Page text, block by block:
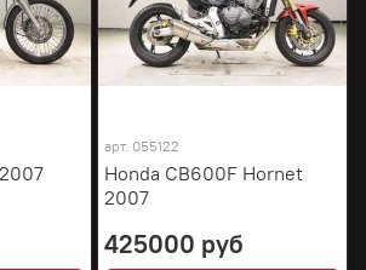
арт. 055122
Honda CB600F Hornet
2007
425000 руб